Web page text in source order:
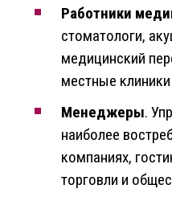
Работники
стоматологи,
медицинский
местные
Менеджеры.
наиболее
компаниях,
торговли и